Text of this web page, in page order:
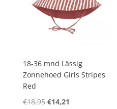
18-36 mnd Lässig
Zonnehoed Girls Stripes
Red
€18,95 Oorspronkelijke
€14,21